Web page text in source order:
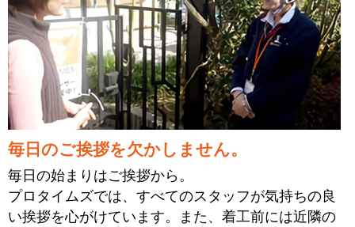
毎日のご挨拶を欠かしません。
毎日の始まりはご挨拶から。
プロタイムズでは、すべてのスタッフが気持ちの良
い挨拶を心がけています。また、着工前には近隣の